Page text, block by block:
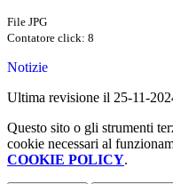
File JPG
Contatore click: 8
Notizie
Ultima revisione il 25-11-
Questo sito o gli strumenti
cookie necessari al
COOKIE POLICY.